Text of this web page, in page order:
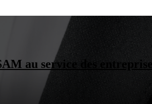
au service des